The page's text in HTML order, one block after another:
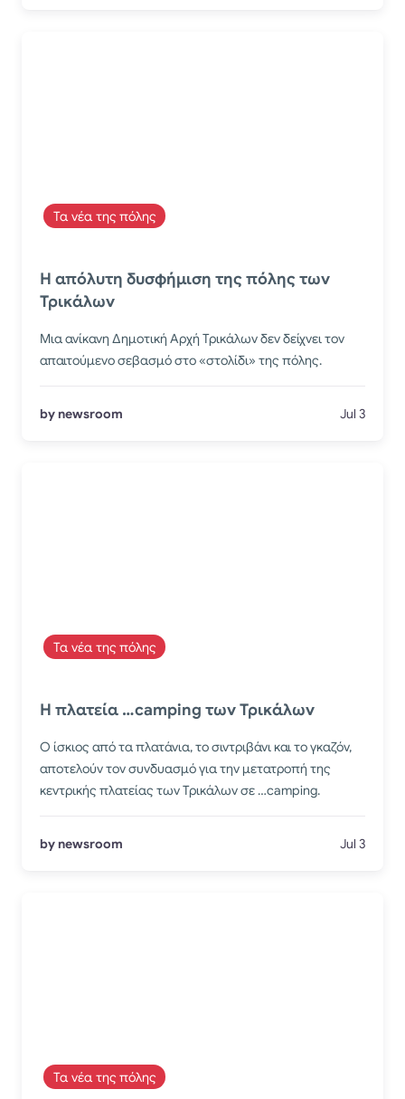
Τα νέα της πόλης
Η απόλυτη δυσφήμιση της πόλης των
Τρικάλων
Μια ανίκανη Δημοτική Αρχή Τρικάλων δεν δείχνει τον
απαιτούμενο σεβασμό στο «στολίδι» της πόλης.
by newsroom Jul 3
Τα νέα της πόλης
Η πλατεία …camping των Τρικάλων
Ο ίσκιος από τα πλατάνια, το σιντριβάνι και το γκαζόν,
αποτελούν τον συνδυασμό για την μετατροπή της
κεντρικής πλατείας των Τρικάλων σε …camping.
by newsroom Jul 3
Τα νέα της πόλης